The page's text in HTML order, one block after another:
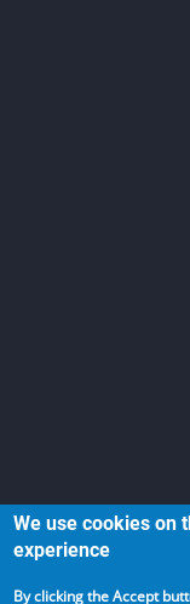
We use cookies on
experience
By clicking the Accept